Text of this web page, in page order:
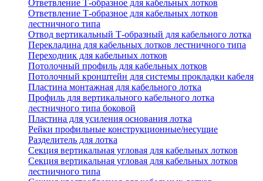
Ответвление Т-образное для кабельных лотков
Ответвление Т-образное для кабельных лотков
лестничного типа
Отвод вертикальный Т-образный для кабельного лотка
Перекладина для кабельных лотков лестничного типа
Переходник для кабельных лотков
Потолочный профиль для кабельных лотков
Потолочный кронштейн для системы прокладки кабеля
Пластина монтажная для кабельного лотка
Профиль для вертикального кабельного лотка
лестничного типа боковой
Пластина для усиления основания лотка
Рейки профильные конструкционные/несущие
Разделитель для лотка
Секция вертикальная угловая для кабельных лотков
Секция вертикальная угловая для кабельных лотков
лестничного типа